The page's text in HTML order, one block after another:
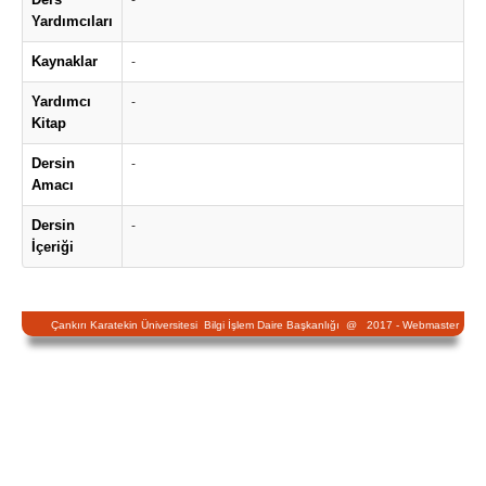
Yardımcıları
Kaynaklar -
Yardımcı
Kitap
-
Dersin
Amacı
-
Dersin
İçeriği
-
Çankırı Karatekin Üniversitesi Bilgi İşlem Daire Başkanlığı @ 2017 - Webmaster